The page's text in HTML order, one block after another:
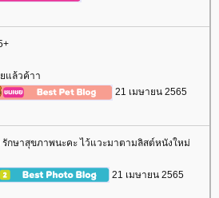
แล้วค้าา
21 เมษายน 2565
รักษาสุขภาพนะคะ ไว้แวะมาตามลิสต์หนังใหม่
21 เมษายน 2565